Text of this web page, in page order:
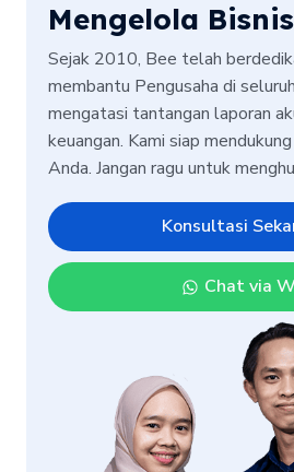
Mengelola Bisnis
Sejak 2010, Bee telah
membantu Pengusaha di
mengatasi tantangan laporan
keuangan. Kami siap
Anda. Jangan ragu untuk
Konsultasi
Chat via